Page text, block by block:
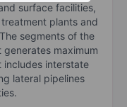
surface facilities,
plants and
segments of the
maximum
includes interstate
lateral pipelines